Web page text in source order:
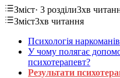
Зміст· 3 розділи3хв
Зміст3хв читання
Психологія наркоманів
У чому полягає
психотерапевт?
Результати